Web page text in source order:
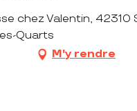
chez Valentin, 42310
Quarts
M'y rendre